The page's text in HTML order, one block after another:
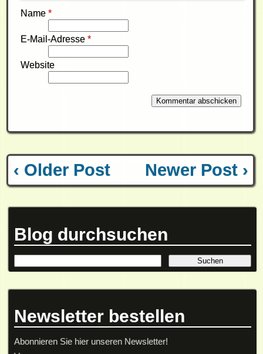
Name *
E-Mail-Adresse *
Website
‹ Older Post Newer Post ›
Blog durchsuchen
Newsletter bestellen
Abonnieren Sie hier unseren Newsletter!